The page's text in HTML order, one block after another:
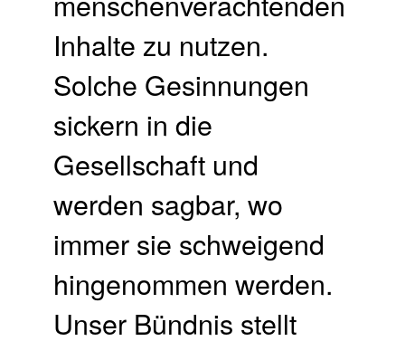
Inhalte zu nutzen.
Solche Gesinnungen
sickern in die
Gesellschaft und
werden sagbar, wo
immer sie schweigend
hingenommen werden.
Unser Bündnis stellt